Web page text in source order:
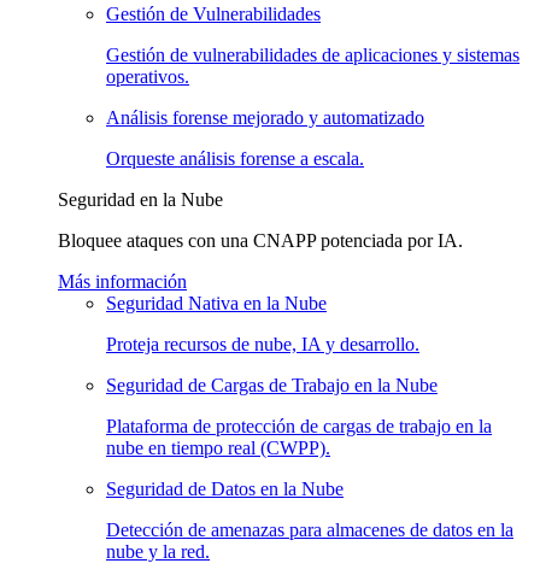
Gestión de Vulnerabilidades
Gestión de vulnerabilidades de aplicaciones y sistemas
operativos.
Análisis forense mejorado y automatizado
Orqueste análisis forense a escala.
Seguridad en la Nube
Bloquee ataques con una CNAPP potenciada por IA.
Más información
Seguridad Nativa en la Nube
Proteja recursos de nube, IA y desarrollo.
Seguridad de Cargas de Trabajo en la Nube
Plataforma de protección de cargas de trabajo en la
nube en tiempo real (CWPP).
Seguridad de Datos en la Nube
Detección de amenazas para almacenes de datos en la
nube y la red.